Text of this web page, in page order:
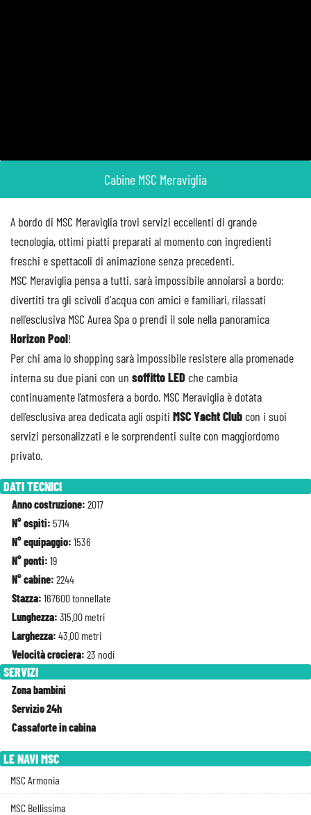
A bordo di MSC Meraviglia trovi servizi eccellenti di grande
tecnologia, ottimi piatti preparati al momento con ingredienti
freschi e spettacoli di animazione senza precedenti.
MSC Meraviglia pensa a tutti, sarà impossibile annoiarsi a bordo:
divertiti tra gli scivoli d'acqua con amici e familiari, rilassati
nell’esclusiva MSC Aurea Spa o prendi il sole nella panoramica
Horizon Pool!
Per chi ama lo shopping sarà impossibile resistere alla promenade
interna su due piani con un soffitto LED che cambia
continuamente l’atmosfera a bordo. MSC Meraviglia è dotata
dell’esclusiva area dedicata agli ospiti MSC Yacht Club con i suoi
servizi personalizzati e le sorprendenti suite con maggiordomo
privato.
Cabine MSC Meraviglia
DATI TECNICI
Anno costruzione: 2017
N° ospiti: 5714
N° equipaggio: 1536
N° ponti: 19
N° cabine: 2244
Stazza: 167600 tonnellate
Lunghezza: 315.00 metri
Larghezza: 43.00 metri
Velocità crociera: 23 nodi
SERVIZI
Zona bambini
Servizio 24h
Cassaforte in cabina
LE NAVI MSC
MSC Armonia
MSC Bellissima